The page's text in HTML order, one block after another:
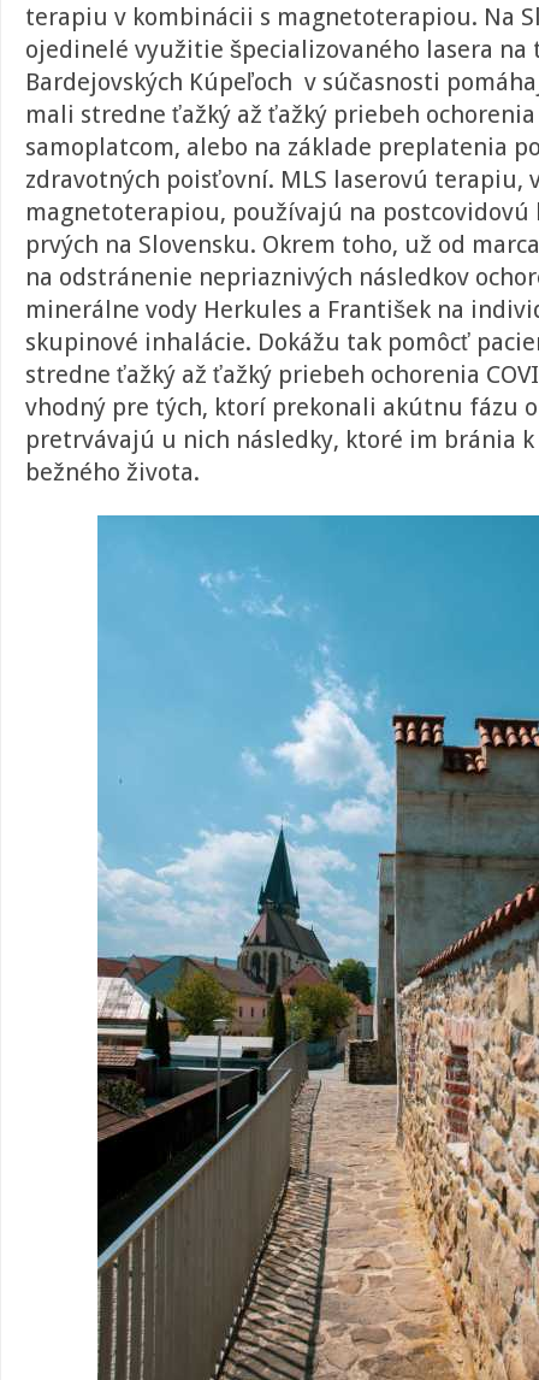
terapiu v kombinácii s magnetoterapiou. Na
ojedinelé využitie špecializovaného lasera na
Bardejovských Kúpeľoch v súčasnosti
mali stredne ťažký až ťažký priebeh ochorenia
samoplatcom, alebo na základe preplatenia
zdravotných poisťovní. MLS laserovú terapiu,
magnetoterapiou, používajú na postcovidovú
prvých na Slovensku. Okrem toho, už od
na odstránenie nepriaznivých následkov
minerálne vody Herkules a František na
skupinové inhalácie. Dokážu tak pomôcť
stredne ťažký až ťažký priebeh ochorenia
vhodný pre tých, ktorí prekonali akútnu fázu
pretrvávajú u nich následky, ktoré im bránia
bežného života.